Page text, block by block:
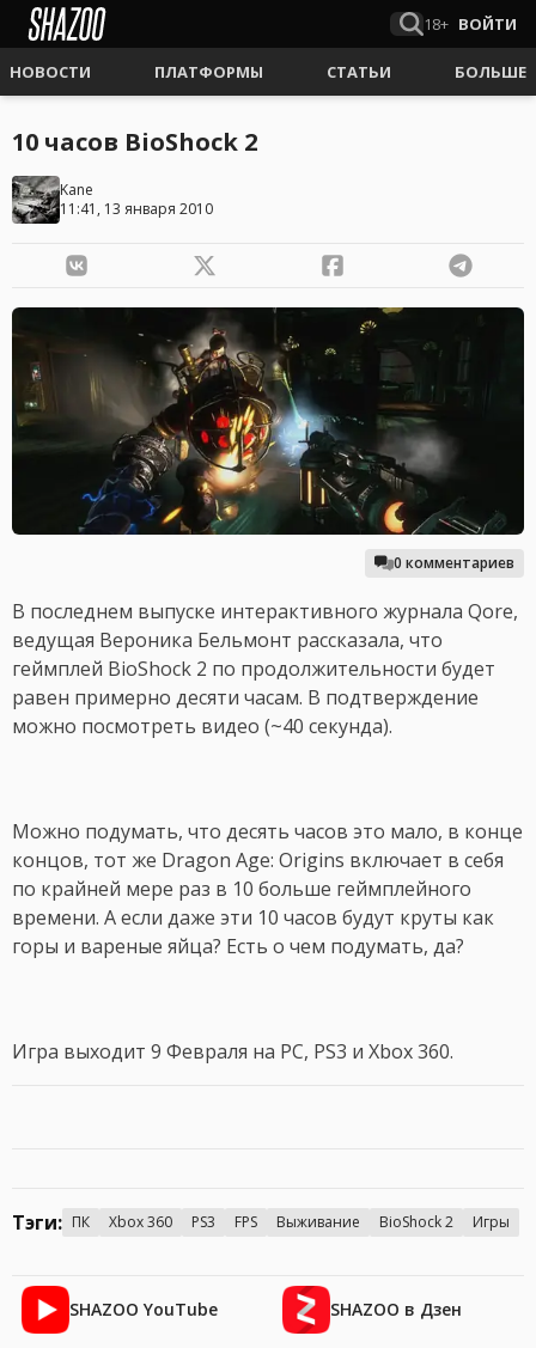
18+ ВОЙТИ
НОВОСТИ ПЛАТФОРМЫ СТАТЬИ БОЛЬШЕ
10 часов BioShock 2
Kane
11:41, 13 января 2010
0 комментариев
В последнем выпуске интерактивного журнала Qore,
ведущая Вероника Бельмонт рассказала, что
геймплей BioShock 2 по продолжительности будет
равен примерно десяти часам. В подтверждение
можно посмотреть видео (~40 секунда).
Можно подумать, что десять часов это мало, в конце
концов, тот же Dragon Age: Origins включает в себя
по крайней мере раз в 10 больше геймплейного
времени. А если даже эти 10 часов будут круты как
горы и вареные яйца? Есть о чем подумать, да?
Игра выходит 9 Февраля на PC, PS3 и Xbox 360.
Тэги: ПК Xbox 360 PS3 FPS Выживание BioShock 2 Игры
SHAZOO YouTube SHAZOO в Дзен